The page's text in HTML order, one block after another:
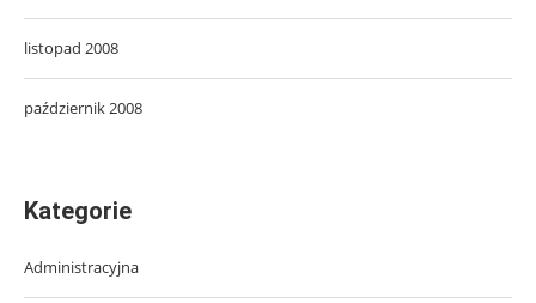
listopad 2008
październik 2008
Kategorie
Administracyjna